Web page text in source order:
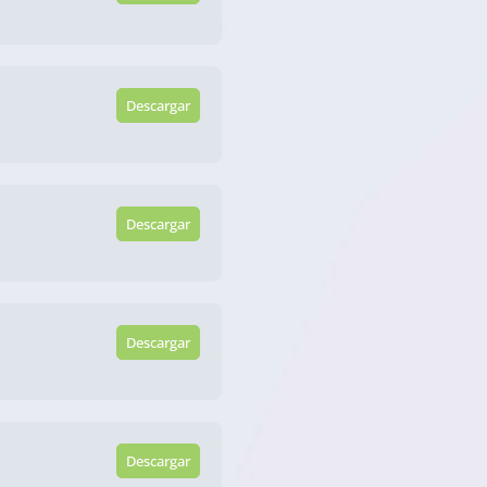
Descargar
Descargar
Descargar
Descargar